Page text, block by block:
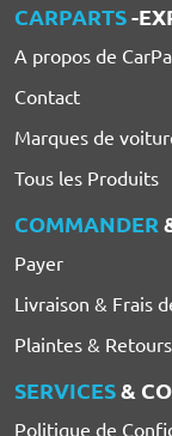
CARPARTS-
A propos de
Contact
Marques de
Tous les Produits
COMMANDER
Payer
Livraison & Frais
Plaintes & Retours
SERVICES&
Politique de